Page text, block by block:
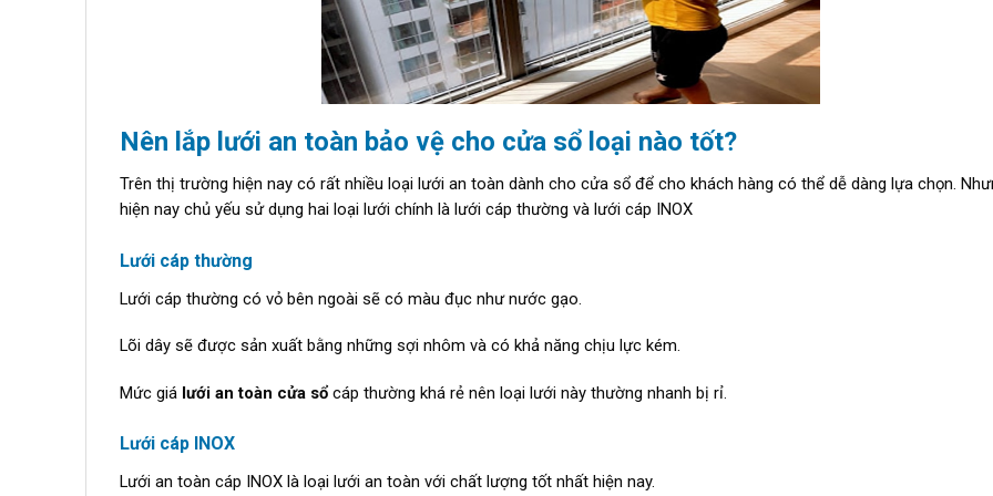
Nên lắp lưới an toàn bảo vệ cho cửa sổ loại nào tốt?
Trên thị trường hiện nay có rất nhiều loại lưới an toàn dành cho cửa sổ để cho khách hàng có thể dễ dàng lựa chọn.
hiện nay chủ yếu sử dụng hai loại lưới chính là lưới cáp thường và lưới cáp INOX
Lưới cáp thường
Lưới cáp thường có vỏ bên ngoài sẽ có màu đục như nước gạo.
Lõi dây sẽ được sản xuất bằng những sợi nhôm và có khả năng chịu lực kém.
Mức giá lưới an toàn cửa sổ cáp thường khá rẻ nên loại lưới này thường nhanh bị rỉ.
Lưới cáp INOX
Lưới an toàn cáp INOX là loại lưới an toàn với chất lượng tốt nhất hiện nay.